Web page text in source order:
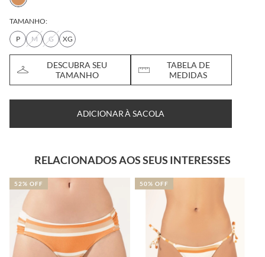
TAMANHO:
P
M G XG
DESCUBRA SEU
TAMANHO
TABELA DE
MEDIDAS
ADICIONAR À SACOLA
RELACIONADOS AOS SEUS INTERESSES
OFF 50% OFF